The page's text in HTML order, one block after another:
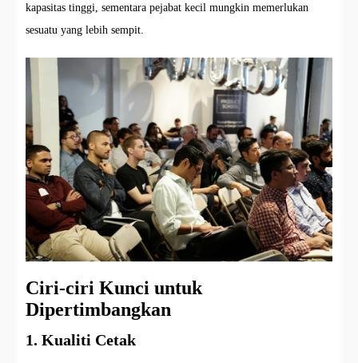
kapasitas tinggi, sementara pejabat kecil mungkin memerlukan
sesuatu yang lebih sempit.
Ciri-ciri Kunci untuk
Dipertimbangkan
1. Kualiti Cetak